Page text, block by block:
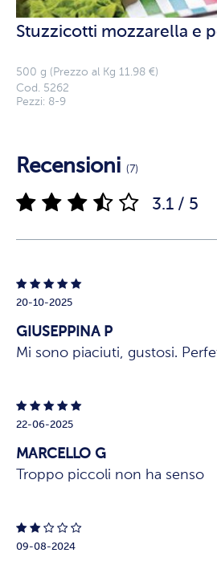
Stuzzicotti mozzarella e
500 g (Prezzo al Kg 11.98 €)
Cod. 5262
Pezzi: 8-9
Recensioni (7)
3.1 / 5
20-10-2025
GIUSEPPINA P
Mi sono piaciuti, gustosi.
22-06-2025
MARCELLO G
Troppo piccoli non ha senso
09-08-2024